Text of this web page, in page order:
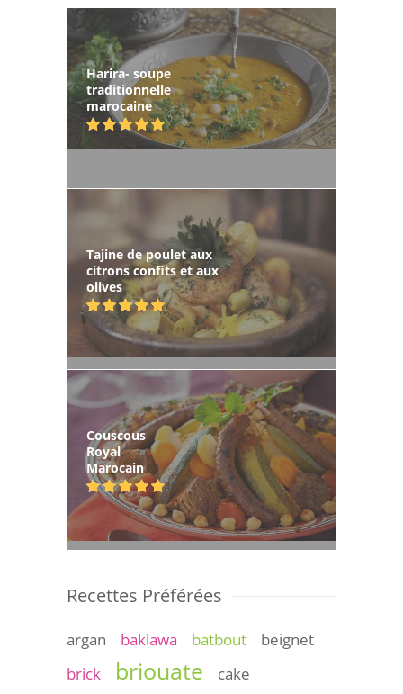
Harira- soupe
traditionnelle
marocaine
Tajine de poulet aux
citrons confits et aux
olives
Couscous
Royal
Marocain
Recettes Préférées
argan baklawa batbout
beignet
brick
briouate
cake